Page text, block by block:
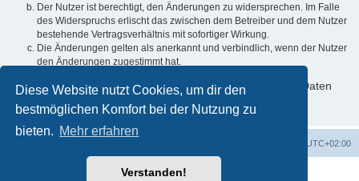
Diese Website nutzt Cookies, um dir den
bestmöglichen Komfort bei der Nutzung zu
bieten. Mehr erfahren
Verstanden!
Der Nutzer ist berechtigt, den Änderungen zu widersprechen. Im Falle
des Widerspruchs erlischt das zwischen dem Betreiber und dem Nutzer
bestehende Vertragsverhältnis mit sofortiger Wirkung.
Die Änderungen gelten als anerkannt und verbindlich, wenn der Nutzer
den Änderungen zugestimmt hat.
Informationen über den Umgang mit deinen persönlichen Daten
sind in der Datenschutzerklärung enthalten.
UTC+02:00
Powered byphpBB® Forum Software © phpBB Limited